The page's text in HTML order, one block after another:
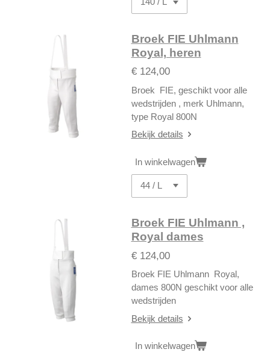
Broek FIE Uhlmann
Royal, heren
€ 124,00
Broek FIE, geschikt voor alle
wedstrijden , merk Uhlmann,
type Royal 800N
Bekijk details
In winkelwagen
Broek FIE Uhlmann ,
Royal dames
€ 124,00
Broek FIE Uhlmann Royal,
dames 800N geschikt voor alle
wedstrijden
Bekijk details
In winkelwagen